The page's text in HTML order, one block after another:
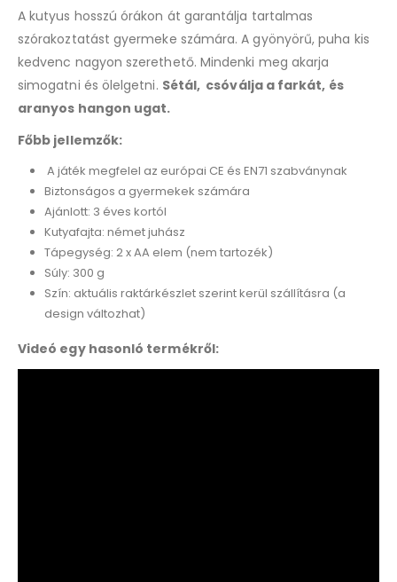
A kutyus hosszú órákon át garantálja tartalmas
szórakoztatást gyermeke számára. A gyönyörű, puha kis
kedvenc nagyon szerethető. Mindenki meg akarja
simogatni és ölelgetni. Sétál, csóválja a farkát, és
aranyos hangon ugat.
Főbb jellemzők:
A játék megfelel az európai CE és EN71 szabványnak
Biztonságos a gyermekek számára
Ajánlott: 3 éves kortól
Kutyafajta: német juhász
Tápegység: 2 x AA elem (nem tartozék)
Súly: 300 g
Szín: aktuális raktárkészlet szerint kerül szállításra (a
design változhat)
Videó egy hasonló termékről: